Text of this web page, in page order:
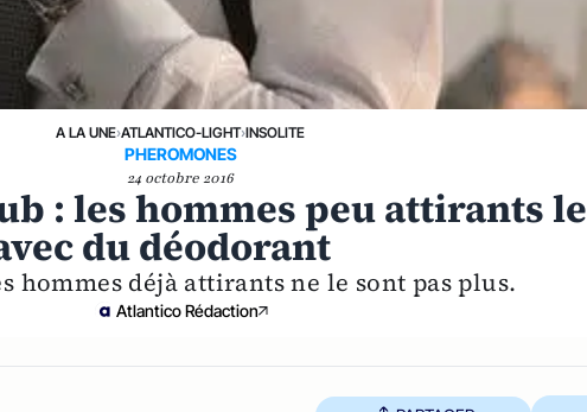
A LA UNE›ATLANTICO-LIGHT›INSOLITE
PHEROMONES
24 octobre 2016
: les hommes peu attirants le
du déodorant
hommes déjà attirants ne le sont pas plus.
Atlantico Rédaction